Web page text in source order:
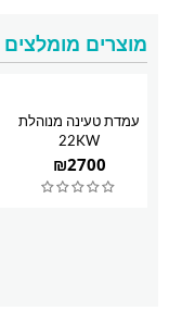
מוצרים מומלצים
עמדת טעינה מנוהלת
22KW
₪2700